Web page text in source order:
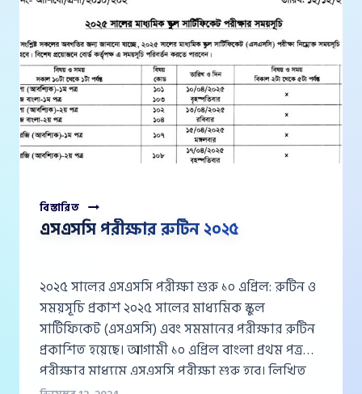
এসএসসি পরীক্ষার রুটিন ২০২৫
২০২৫ সালের এসএসসি পরীক্ষা শুরু ১০ এপ্রিল: রুটিন ও
সময়সূচি প্রকাশ ২০২৫ সালের মাধ্যমিক স্কুল
সার্টিফিকেট (এসএসসি) এবং সমমানের পরীক্ষার রুটিন
প্রকাশিত হয়েছে। আগামী ১০ এপ্রিল বাংলা প্রথম পত্র
পরীক্ষার মাধ্যমে এসএসসি পরীক্ষা শুরু হবে। লিখিত
বিস্তারিত এসএসসি
পরীক্ষার
রুটিন